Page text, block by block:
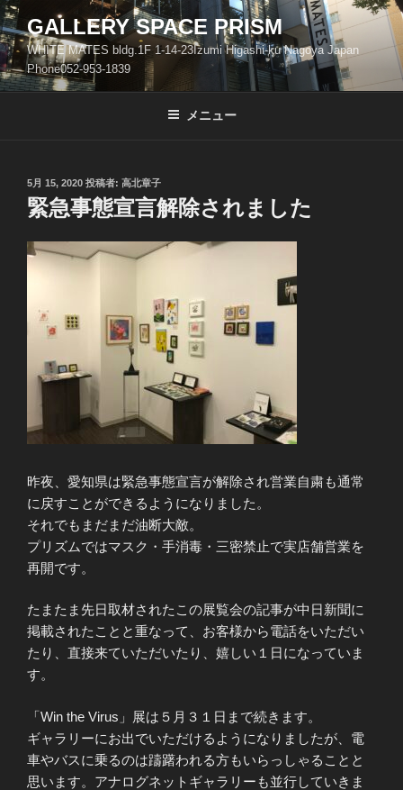
コ
ン
テ
ン
ツ
GALLERY SPACE PRISM
WHITE MATES bldg.1F 1-14-23Izumi Higashi-ku Nagoya Japan
Phone052-953-1839
メニュー
投
稿
日:
5月 15, 2020 投稿者: 高北章子
緊急事態宣言解除されました
昨夜、愛知県は緊急事態宣言が解除され営業自粛も通常
に戻すことができるようになりました。
それでもまだまだ油断大敵。
プリズムではマスク・手消毒・三密禁止で実店舗営業を
再開です。
たまたま先日取材されたこの展覧会の記事が中日新聞に
掲載されたことと重なって、お客様から電話をいただい
たり、直接来ていただいたり、嬉しい１日になっていま
す。
「Win the Virus」展は５月３１日まで続きます。
ギャラリーにお出でいただけるようになりましたが、電
車やバスに乗るのは躊躇われる方もいらっしゃることと
思います。アナログネットギャラリーも並行していきま